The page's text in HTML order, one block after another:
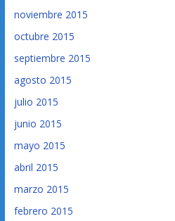
noviembre 2015
octubre 2015
septiembre 2015
agosto 2015
julio 2015
junio 2015
mayo 2015
abril 2015
marzo 2015
febrero 2015